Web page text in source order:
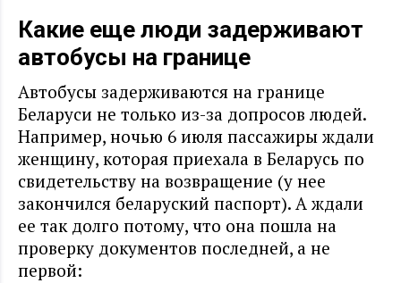
Какие еще люди задерживают
автобусы на границе
Автобусы задерживаются на границе
Беларуси не только из-за допросов людей.
Например, ночью 6 июля пассажиры ждали
женщину, которая приехала в Беларусь по
свидетельству на возвращение (у нее
закончился беларуский паспорт). А ждали
ее так долго потому, что она пошла на
проверку документов последней, а не
первой: